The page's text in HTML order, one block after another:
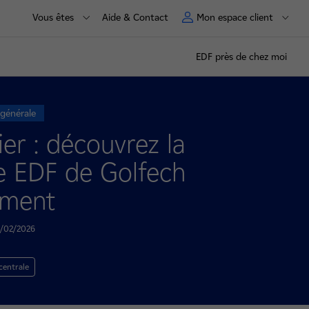
Vous êtes Aide & Contact Mon espace client
EDF près de chez moi
: découvrez la
EDF de Golfech
02/2026